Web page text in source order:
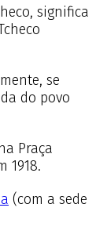
significa
se
do povo
Praça
1918.
(com a sede